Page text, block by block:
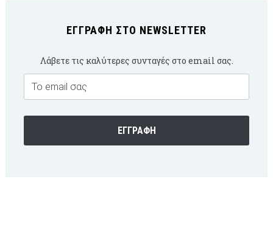
ΕΓΓΡΑΦΉ ΣΤΟ NEWSLETTER
Λάβετε τις καλύτερες συνταγές στο email σας.
Email
Subscription
ΕΓΓΡΑΦΉ